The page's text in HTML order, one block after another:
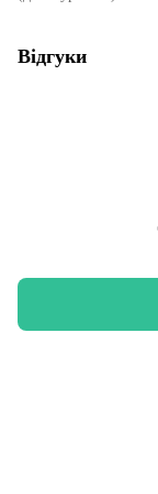
Відгуки